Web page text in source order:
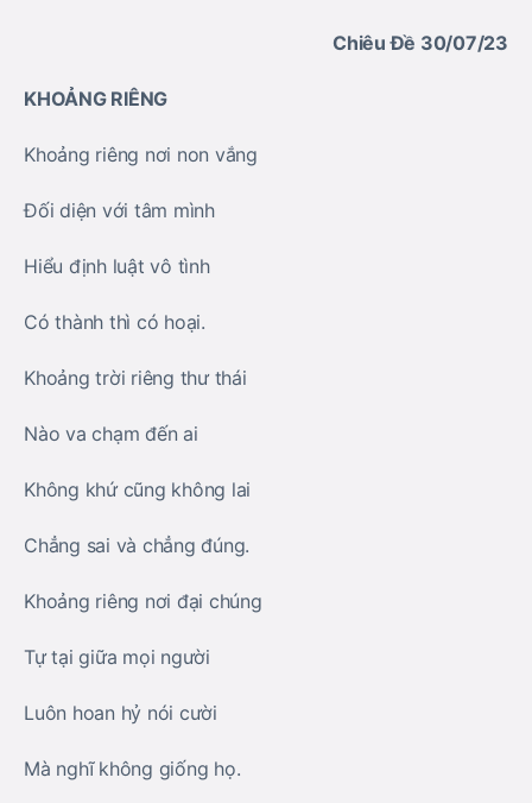
Chiêu Đề 30/07/23
KHOẢNG RIÊNG
Khoảng riêng nơi non vắng
Đối diện với tâm mình
Hiểu định luật vô tình
Có thành thì có hoại.
Khoảng trời riêng thư thái
Nào va chạm đến ai
Không khứ cũng không lai
Chẳng sai và chẳng đúng.
Khoảng riêng nơi đại chúng
Tự tại giữa mọi người
Luôn hoan hỷ nói cười
Mà nghĩ không giống họ.